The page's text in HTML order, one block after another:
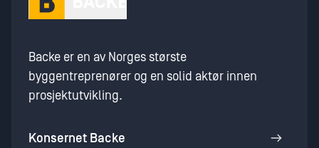
Backe er en av Norges største
byggentreprenører og en solid aktør innen
prosjektutvikling.
Konsernet Backe